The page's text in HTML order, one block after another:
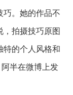
巧。她的作品不
拍摄技巧原图
特的个人风格和
半在微博上发